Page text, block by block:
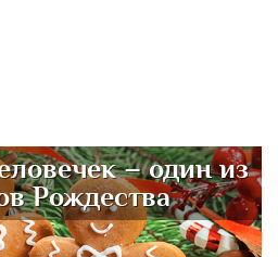
– один из
Рождества